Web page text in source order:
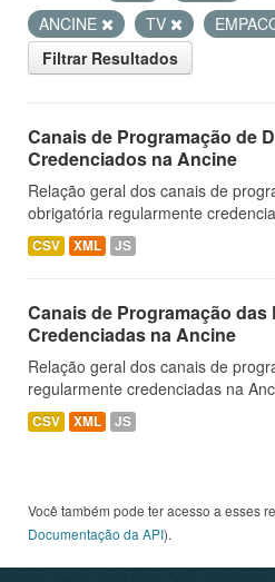
ANCINE
TV
Filtrar Resultados
Canais de Programação de
Credenciados na Ancine
Relação geral dos canais de
obrigatória regularmente
CSV XML JS
Canais de Programação
Credenciadas na Ancine
Relação geral dos canais de
regularmente credenciadas na
CSV XML JS
Você também pode ter acesso a esses
Documentação da API).